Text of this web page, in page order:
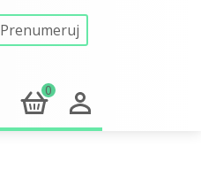
Prenumeruj
0